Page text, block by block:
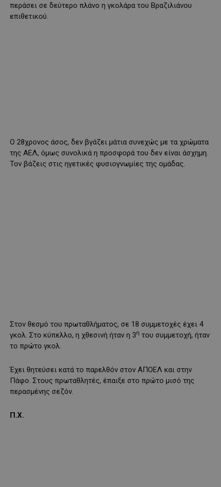
περάσει σε δεύτερο πλάνο η γκολάρα του Βραζιλιάνου
επιθετικού.
Ο 28χρονος άσος, δεν βγάζει μάτια συνεχώς με τα χρώματα
της ΑΕΛ, όμως συνολικά η προσφορά του δεν είναι άσχημη.
Τον βάζεις στις ηγετικές φυσιογνωμίες της ομάδας.
Στον θεσμό του πρωταθλήματος, σε 18 συμμετοχές έχει 4
γκολ. Στο κύπελλο, η χθεσινή ήταν η 3η του συμμετοχή, ήταν
το πρώτο γκολ.
Έχει θητεύσει κατά το παρελθόν στον ΑΠΟΕΛ και στην
Πάφο. Στους πρωταθλητές, έπαιξε στο πρώτο μισό της
περασμένης σεζόν.
Π.Χ.